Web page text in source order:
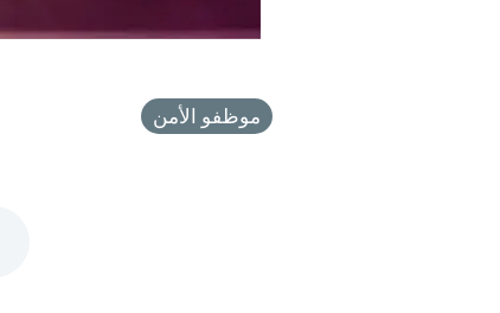
موظفو الأمن